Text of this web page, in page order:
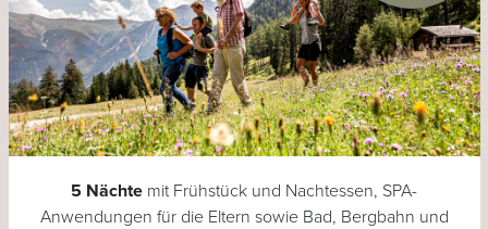
5 Nächte mit Frühstück und Nachtessen, SPA-
Anwendungen für die Eltern sowie Bad, Bergbahn und